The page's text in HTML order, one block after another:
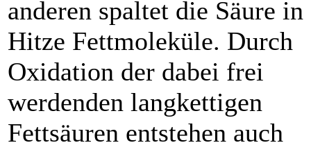
anderen spaltet die Säure in
Hitze Fettmoleküle. Durch
Oxidation der dabei frei
werdenden langkettigen
Fettsäuren entstehen auch